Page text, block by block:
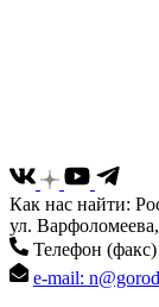
Как нас найти:
ул.
Телефон
e-mail: